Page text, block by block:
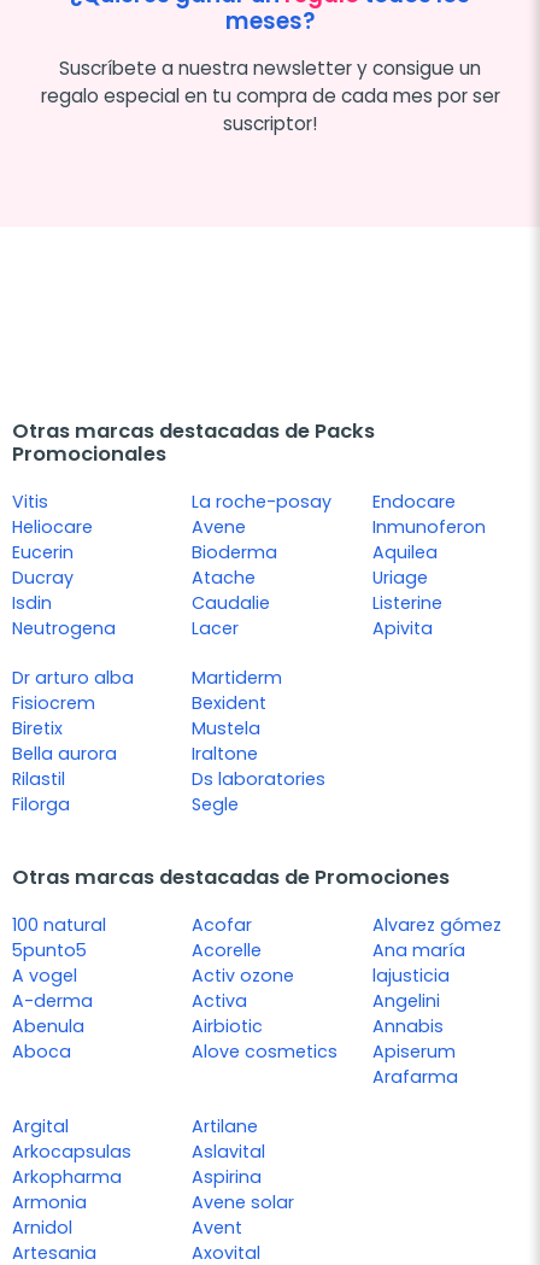
meses?
Suscríbete a nuestra newsletter y consigue un
regalo especial en tu compra de cada mes por ser
suscriptor!
Otras marcas destacadas de Packs
Promocionales
Vitis
Heliocare
Eucerin
Ducray
Isdin
Neutrogena
La roche-posay
Avene
Bioderma
Atache
Caudalie
Lacer
Endocare
Inmunoferon
Aquilea
Uriage
Listerine
Apivita
Dr arturo alba
Fisiocrem
Biretix
Bella aurora
Rilastil
Filorga
Martiderm
Bexident
Mustela
Iraltone
Ds laboratories
Segle
Otras marcas destacadas de Promociones
100 natural
5punto5
A vogel
A-derma
Abenula
Aboca
Acofar
Acorelle
Activ ozone
Activa
Airbiotic
Alove cosmetics
Alvarez gómez
Ana maría
lajusticia
Angelini
Annabis
Apiserum
Arafarma
Argital
Arkocapsulas
Arkopharma
Armonia
Arnidol
Artesania
Artilane
Aslavital
Aspirina
Avene solar
Avent
Axovital